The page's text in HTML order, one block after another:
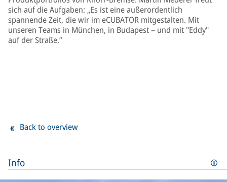
Info
sich auf die Aufgaben: „Es ist eine außerordentlich
spannende Zeit, die wir im eCUBATOR mitgestalten. Mit
unseren Teams in München, in Budapest – und mit "Eddy"
auf der Straße.”
Back to overview